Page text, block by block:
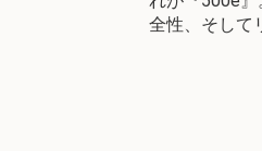
全性、そして